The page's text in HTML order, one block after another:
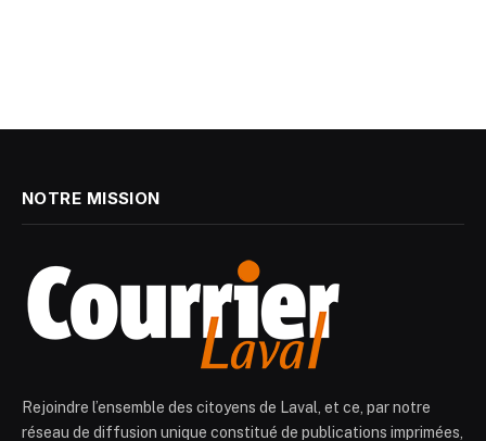
NOTRE MISSION
Rejoindre l’ensemble des citoyens de Laval, et ce, par notre
réseau de diffusion unique constitué de publications imprimées,